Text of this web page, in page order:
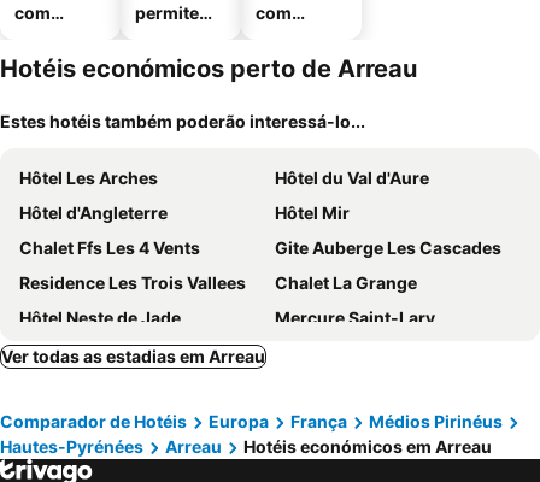
com
permitem
com
mento
Hotéis económicos perto de Arreau
Estes hotéis também poderão interessá-lo...
Hôtel Les Arches
Hôtel du Val d'Aure
Hôtel d'Angleterre
Hôtel Mir
Chalet Ffs Les 4 Vents
Gite Auberge Les Cascades
Residence Les Trois Vallees
Chalet La Grange
Hôtel Neste de Jade
Mercure Saint-Lary
Auberge La Bergerie
Ver todas as estadias em Arreau
Comparador de Hotéis Europa França
Médios Pirinéus
Hautes-Pyrénées
Arreau Hotéis económicos em Arreau